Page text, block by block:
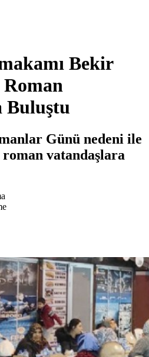
Bekir
Buluştu
Günü nedeni ile
vatandaşlara